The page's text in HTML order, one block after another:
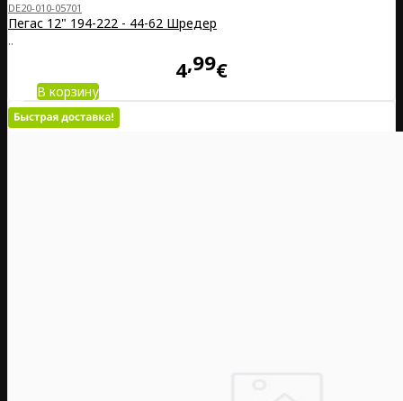
DE20-010-05701
Пегас 12" 194-222 - 44-62 Шредер
..
4 99€
В корзину